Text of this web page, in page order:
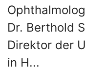
Dr. Berthold
Direktor der
in H...